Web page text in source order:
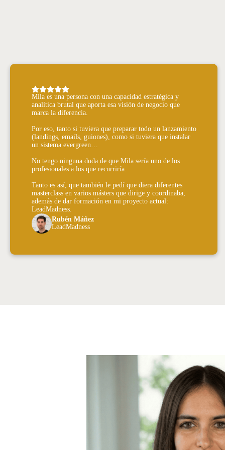
Mila es una persona con una capacidad estratégica y
analítica brutal que aporta esa visión de negocio que
marca la diferencia.
Por eso, tanto si tuviera que preparar todo un lanzamiento
(landings, emails, guiones), como si tuviera que instalar
un sistema evergreen…
No tengo ninguna duda de que Mila sería uno de los
profesionales a los que recurriría.
Tanto es así, que también le pedí que diera diferentes
masterclass en varios másters que dirige y coordinaba,
además de dar formación en mi proyecto actual:
LeadMadness.
Rubén Máñez
LeadMadness